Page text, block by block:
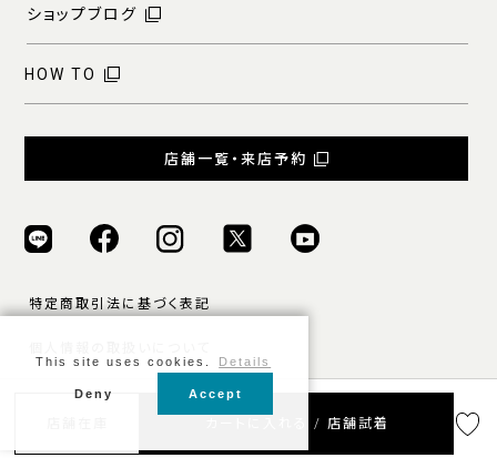
カートに入れる / 店舗試着
ショップブログ
HOW TO
店舗一覧・来店予約
特定商取引法に基づく表記
ご利用規約
This site uses cookies. Details
Deny Accept